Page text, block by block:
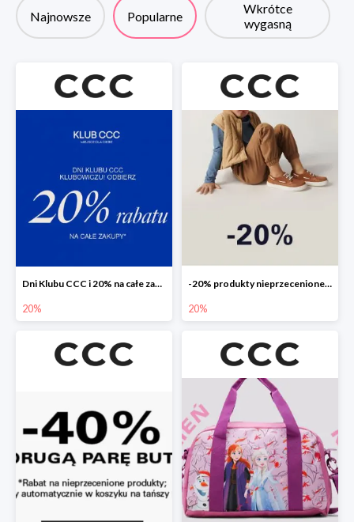
Najnowsze Popularne
Wkrótce
wygasną
Dni Klubu CCC i 20% na całe zakupy
20%
-20% produkty nieprzecenione 🌼🌷
20%